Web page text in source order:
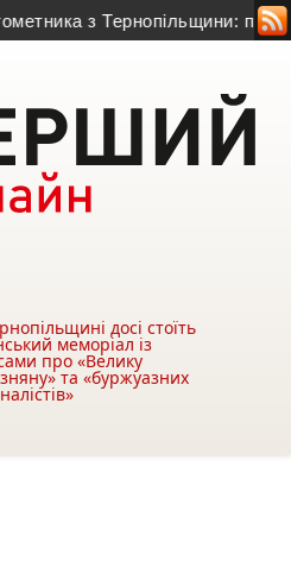
з Тернопільщини:
досі стоїть
меморіал із
про «Велику
та «буржуазних